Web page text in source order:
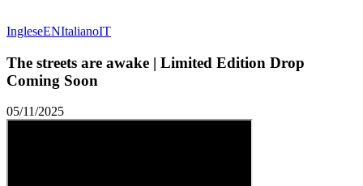
IngleseENItalianoIT
The streets are awake | Limited Edition Drop
Coming Soon
05/11/2025